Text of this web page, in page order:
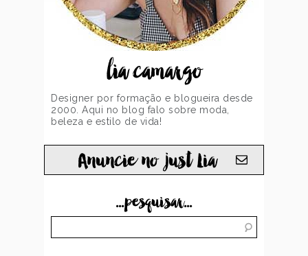
lia camargo
Designer por formação e blogueira desde
2000. Aqui no blog falo sobre moda,
beleza e estilo de vida!
Anuncie no just Lia
...pesquisar...